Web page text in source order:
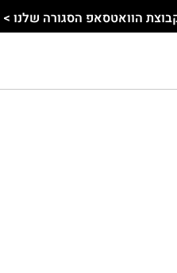
הוואטסאפ הסגורה שלנו >